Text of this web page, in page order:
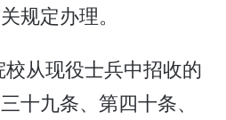
规定办理。
从现役士兵中招收的
十九条、第四十条、